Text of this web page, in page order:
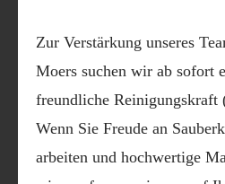
Zur Verstärkung unseres
Moers suchen wir ab sofort
freundliche
Wenn Sie Freude an
arbeiten und hochwertige